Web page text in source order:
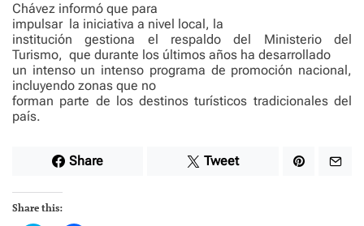
Chávez informó que para
impulsar la iniciativa a nivel local, la
institución gestiona el respaldo del Ministerio del
Turismo, que durante los últimos años ha desarrollado
un intenso un intenso programa de promoción nacional,
incluyendo zonas que no
forman parte de los destinos turísticos tradicionales del
país.
Share Tweet
Share this: